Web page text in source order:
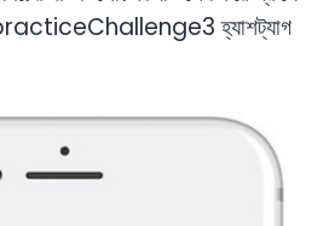
হ্যাশট্যাগ